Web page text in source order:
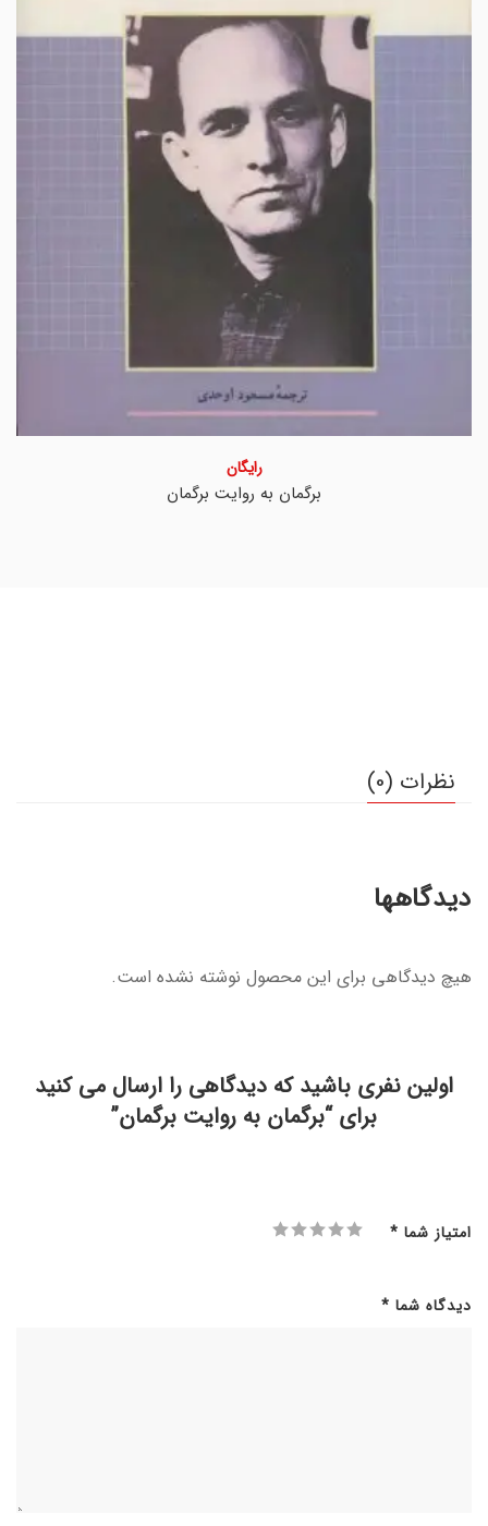
برگمان به روایت برگمان
رایگان
نظرات (0)
دیدگاهها
هیچ دیدگاهی برای این محصول نوشته نشده است.
اولین نفری باشید که دیدگاهی را ارسال می کنید
برای “برگمان به روایت برگمان”
امتیاز شما *
دیدگاه شما *